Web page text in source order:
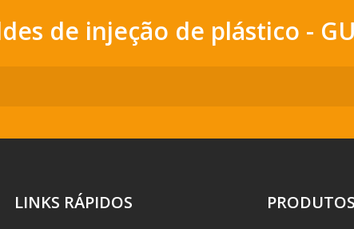
de injeção de plástico -
LINKS RÁPIDOS PRODUTOS